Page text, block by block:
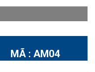
MÃ : AM04